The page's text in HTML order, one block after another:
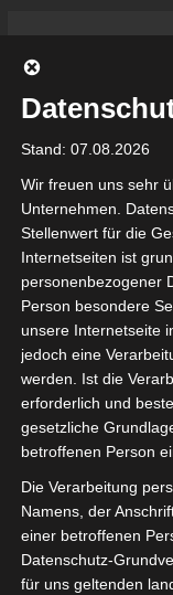
von Google
Ireland) benötigen wir
Daten
Google Adsenseist
Stand: 07.08.2026
Wir freuen uns sehr
Unternehmen.
Stellenwert für die
Internetseiten ist
personenbezogener
Person besondere
unsere Internetseite
jedoch eine
werden. Ist die
erforderlich und
gesetzliche
betroffenen Person
Die Verarbeitung
Namens, der
einer betroffenen
Datenschutz-
für uns geltenden